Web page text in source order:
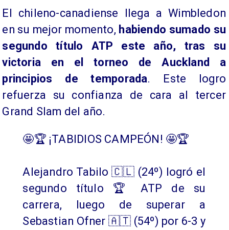
El chileno-canadiense llega a Wimbledon
en su mejor momento, habiendo sumado su
segundo título ATP este año, tras su
victoria en el torneo de Auckland a
principios de temporada. Este logro
refuerza su confianza de cara al tercer
Grand Slam del año.
🤩🏆 ¡TABIDIOS CAMPEÓN! 🤩🏆
Alejandro Tabilo 🇨🇱 (24º) logró el
segundo título 🏆 ATP de su
carrera, luego de superar a
Sebastian Ofner 🇦🇹 (54º) por 6-3 y